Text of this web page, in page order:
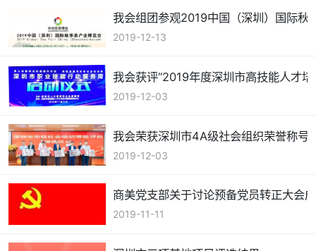
我会组团参观2019中国（深圳）国际秋
2019-12-13
我会获评“2019年度深圳市高技能人才培
2019-12-03
我会荣获深圳市4A级社会组织荣誉称号
2019-12-03
商美党支部关于讨论预备党员转正大会
2019-11-11